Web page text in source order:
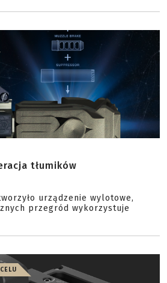
tłumików
urządzenie wylotowe,
przegród wykorzystuje